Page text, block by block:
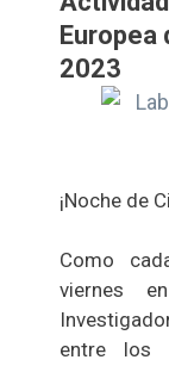
2023
¡Noche de
Como
viernes
entre los